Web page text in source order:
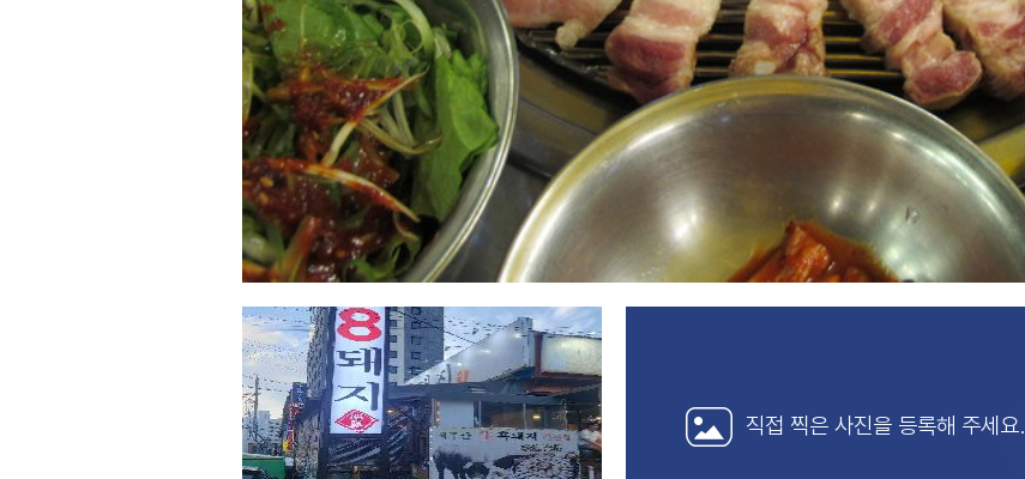
직접 찍은 사진을등록해 주세요.